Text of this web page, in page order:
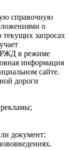
справочную
о
запросах
РЖД в режиме
информация
сайте.
дороги
документ;